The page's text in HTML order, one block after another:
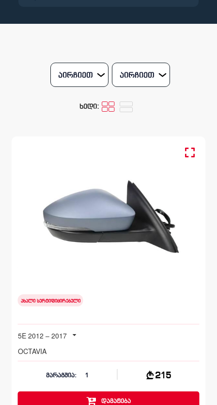
აირჩიეთ აირჩიეთ
ხედი:
ახალი სერტიფიცირებული
5E 2012 – 2017
OCTAVIA
მარაგშია: 1 215
დამატება